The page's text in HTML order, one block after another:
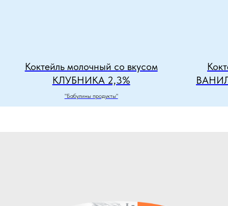
Коктейль молочный со вкусом
КЛУБНИКА 2,3%
"Бабулины продукты"